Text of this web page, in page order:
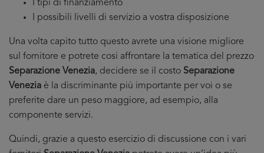
I tipi di finanziamento
I possibili livelli di servizio a vostra disposizione
Una volta capito tutto questo avrete una visione migliore
sul fornitore e potrete cosi affrontare la tematica del prezzo
Separazione Venezia, decidere se il costo Separazione
Venezia è la discriminante più importante per voi o se
preferite dare un peso maggiore, ad esempio, alla
componente servizi.
Quindi, grazie a questo esercizio di discussione con i vari